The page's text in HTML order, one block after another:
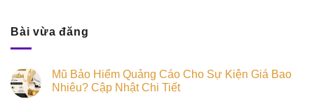
Bài vừa đăng
Mũ Bảo Hiểm Quảng Cáo Cho Sự Kiện Giá Bao
Nhiêu? Cập Nhật Chi Tiết